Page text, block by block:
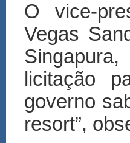
O vice-
Vegas
licitação
governo
resort”,